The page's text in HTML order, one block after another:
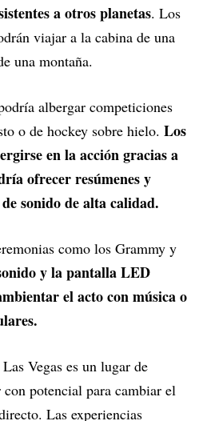
a otros planetas. Los
viajar a la cabina de una
una montaña.
albergar competiciones
o de hockey sobre hielo. Los
en la acción gracias a
ofrecer resúmenes y
sonido de alta calidad.
como los Grammy y
y la pantalla LED
el acto con música o
Vegas es un lugar de
potencial para cambiar el
Las experiencias